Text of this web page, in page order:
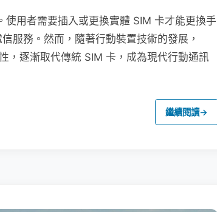
用者需要插入或更換實體 SIM 卡才能更換手
服務。然而，隨著行動裝置技術的發展，
，逐漸取代傳統 SIM 卡，成為現代行動通訊
繼續閱讀→